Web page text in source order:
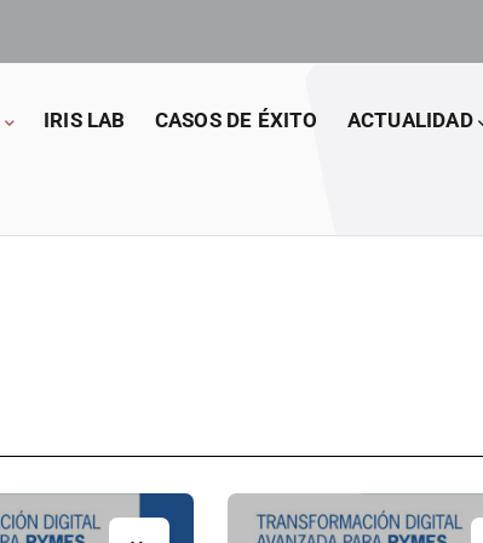
IRIS LAB CASOS DE ÉXITO ACTUALIDAD